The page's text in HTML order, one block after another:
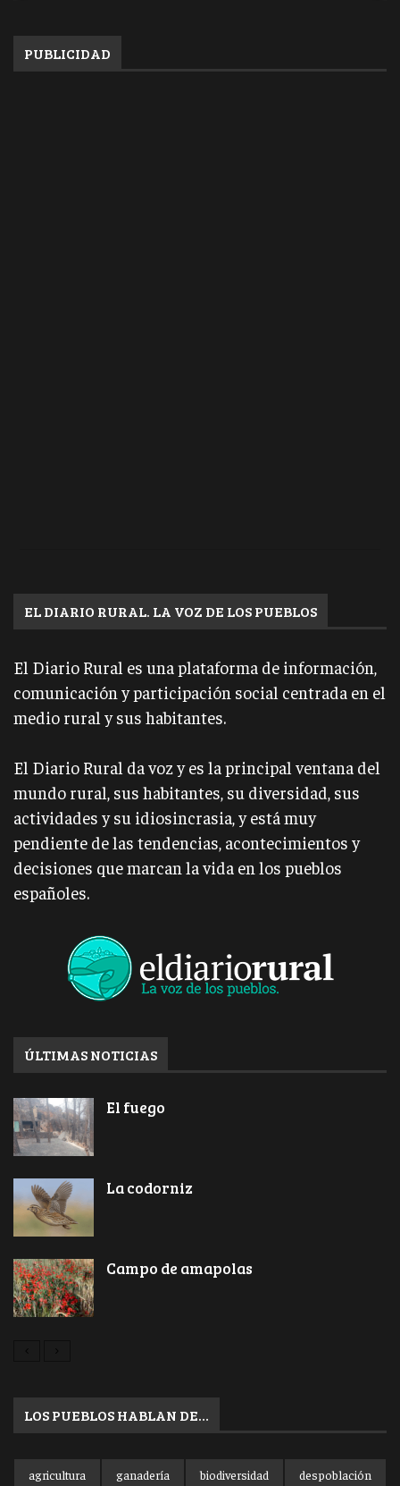
PUBLICIDAD
EL DIARIO RURAL. LA VOZ DE LOS PUEBLOS
El Diario Rural es una plataforma de información,
comunicación y participación social centrada en el
medio rural y sus habitantes.
El Diario Rural da voz y es la principal ventana del
mundo rural, sus habitantes, su diversidad, sus
actividades y su idiosincrasia, y está muy
pendiente de las tendencias, acontecimientos y
decisiones que marcan la vida en los pueblos
españoles.
ÚLTIMAS NOTICIAS
El fuego
La codorniz
Campo de amapolas
LOS PUEBLOS HABLAN DE…
agricultura ganadería biodiversidad despoblación